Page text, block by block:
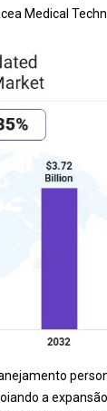
Medical
a